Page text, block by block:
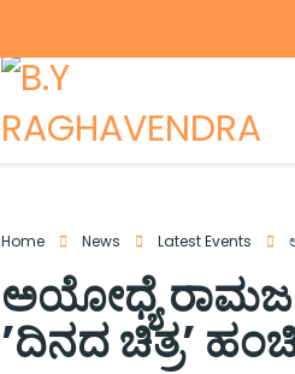
Home News Latest Events
ಅಯೋಧ್ಯೆ
ʼದಿನದ ಚಿತ್ರʼ